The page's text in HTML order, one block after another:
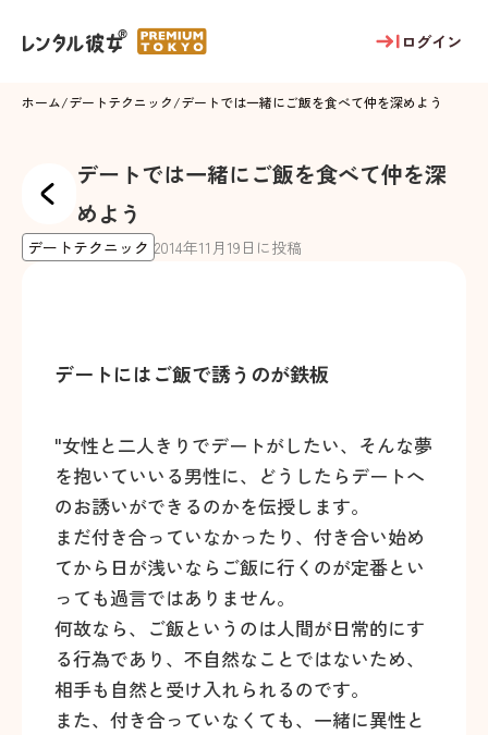
ログイン
ホーム/デートテクニック/デートでは一緒にご飯を食べて仲を深めよう
デートでは一緒にご飯を食べて仲を深
めよう
デートテクニック 2014年11 月 19 日に投稿
デートにはご飯で誘うのが鉄板
"女性と二人きりでデートがしたい、そんな夢
を抱いていいる男性に、どうしたらデートへ
のお誘いができるのかを伝授します。
まだ付き合っていなかったり、付き合い始め
てから日が浅いならご飯に行くのが定番とい
っても過言ではありません。
何故なら、ご飯というのは人間が日常的にす
る行為であり、不自然なことではないため、
相手も自然と受け入れられるのです。
また、付き合っていなくても、一緒に異性と